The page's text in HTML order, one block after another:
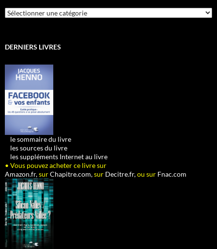
Catégories
DERNIERS LIVRES
le sommaire du livre
les sources du livre
les suppléments Internet au livre
• Vous pouvez acheter ce livre sur
Amazon.fr,surChapitre.com,sur Decitre.fr,ou sur Fnac.com